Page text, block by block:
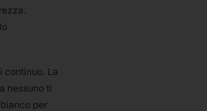
continuo. La
nessuno ti
per